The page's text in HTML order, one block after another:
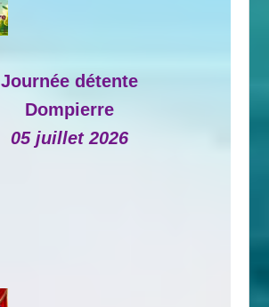
Journée détente
Dompierre
05 juillet 2026